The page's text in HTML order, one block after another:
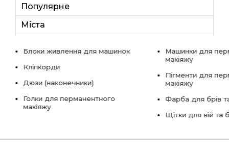
Популярне
Міста
Блоки живлення для машинок
Кліпкорди
Дюзи (наконечники)
Голки для перманентного
макіяжу
Машинки для
макіяжу
Пігменти для
макіяжу
Фарба для брів
Щітки для вій та